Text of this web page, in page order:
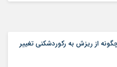
از ریزش به رکوردشکنی تغییر